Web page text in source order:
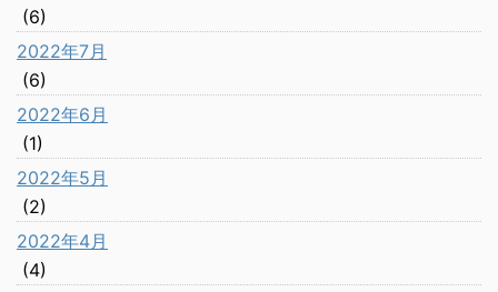
(6)
2022年7月
(6)
2022年6月
(1)
2022年5月
(2)
2022年4月
(4)